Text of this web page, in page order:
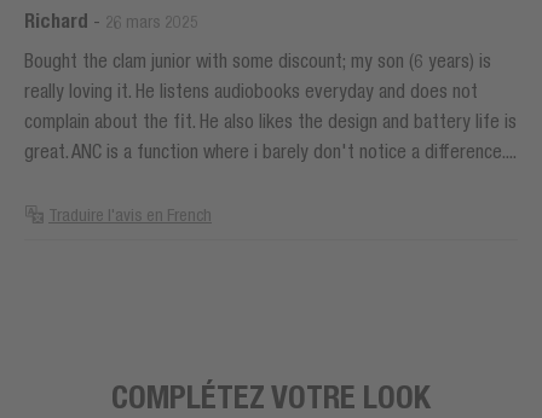
Richard - 26 mars 2025
Bought the clam junior with some discount; my son (6 years) is
really loving it. He listens audiobooks everyday and does not
complain about the fit. He also likes the design and battery life is
great. ANC is a function where i barely don't notice a difference....
Traduire l'avis en French
COMPLÉTEZ VOTRE LOOK